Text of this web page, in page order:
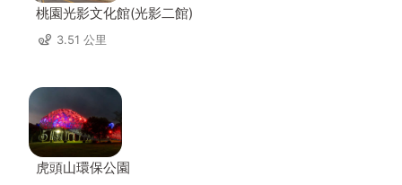
桃園光影文化館(光影二館)
3.51 公里
虎頭山環保公園